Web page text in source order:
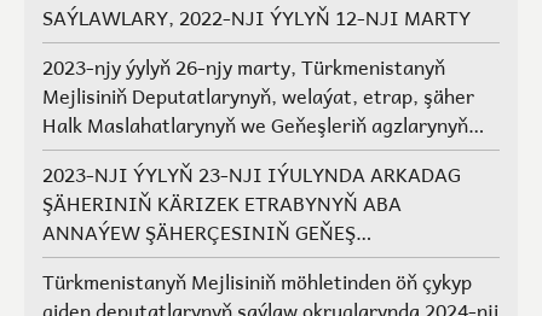
SAÝLAWLARY, 2022-NJI ÝYLYŇ 12-NJI MARTY
2023-njy ýylyň 26-njy marty, Türkmenistanyň
Mejlisiniň Deputatlarynyň, welaýat, etrap, şäher
Halk Maslahatlarynyň we Geňeşleriň agzlarynyň
saýlawlary
2023-NJI ÝYLYŇ 23-NJI IÝULYNDA ARKADAG
ŞÄHERINIŇ KÄRIZEK ETRABYNYŇ ABA
ANNAÝEW ŞÄHERÇESINIŇ GEŇEŞ
AGZALARYNYŇ SAÝLAWLARY
Türkmenistanyň Mejlisiniň möhletinden öň çykyp